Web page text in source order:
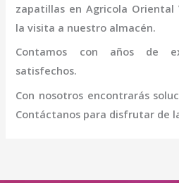
zapatillas en Agricola Oriental
la visita a nuestro almacén.
Contamos con años de
satisfechos.
Con nosotros encontrarás
Contáctanos para disfrutar de